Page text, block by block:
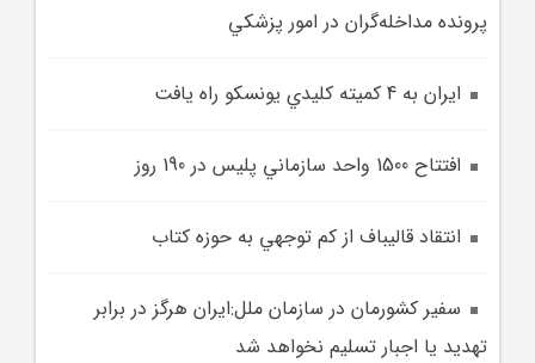
پرونده‌ مداخله‌گران در امور پزشکي
ايران به 4 کميته کليدي يونسکو راه يافت
افتتاح 1500 واحد سازماني پليس در 190 روز
انتقاد قاليباف از کم توجهي به حوزه کتاب
سفير کشورمان در سازمان ملل:ايران هرگز در برابر
تهديد يا اجبار تسليم نخواهد شد